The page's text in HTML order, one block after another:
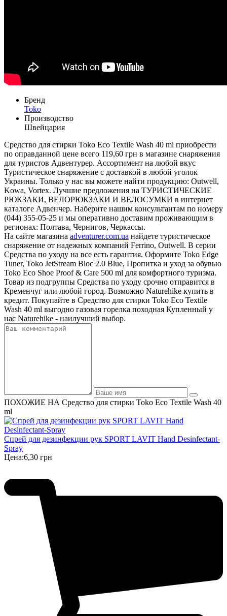
Бренд
Toko
Производство
Швейцария
Средство для стирки Toko Eco Textile Wash 40 ml приобрести
по оправданной цене всего 119,60 грн в магазине снаряжения
для туристов Адвентурер. Ассортимент на любой вкус
Туристическое снаряжение с доставкой в любой уголок
Украины. Только у нас вы можете найти продукцию: Outwell,
Kowa, Vortex. Лучшие предложения на ТУРИСТИЧЕСКИЕ
РЮКЗАКИ, ВЕЛОРЮКЗАКИ И ВЕЛОСУМКИ в интернет
каталоге Адвенчер. Наберите нашим консультантам по номеру
(044) 355-05-25 и мы оперативно доставим проживающим в
регионах: Полтава, Чернигов, Черкассы.
На сайте магазина adventurer.com.ua найдете туристическое
снаряжение от надежных компаний Ferrino, Outwell. В серии
Средства по уходу на все есть гарантия. Оформите Toko Edge
Tuner, Toko JetStream Bloc 2.0 Blue, Пропитка и уход за обувью
Toko Eco Shoe Proof & Care 500 ml для комфортного туризма.
Товар из подгруппы Средства по уходу срочно отправится в
Кременчуг или любой город. Возможно Naturehike купить в
кредит. Покупайте в Средство для стирки Toko Eco Textile
Wash 40 ml выгодно газовая горелка походная Купленный у
нас Naturehike - наилучший выбор.
ПОХОЖИЕ НА Средство для стирки Toko Eco Textile Wash 40
ml
Спрей для дезинфекции рук SPORT LAVIT Hand Desinfectant-
Spray
Цена:6,30 грн